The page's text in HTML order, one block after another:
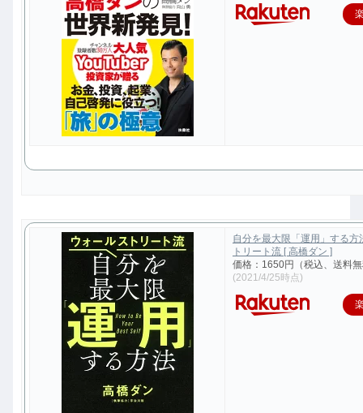
自分を最大限「運用」する方
トリート流 [ 高橋ダン ]
価格：1650円（税込、送料
(2021/4/25時点)